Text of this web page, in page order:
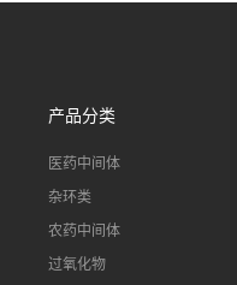
产品分类
医药中间体
杂环类
农药中间体
过氧化物